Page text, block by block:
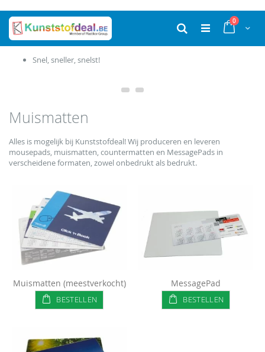
Ga
naar
inhoud
Cart
0producten
Zoek
Muismatten
Alles is mogelijk bij Kunststofdeal! Wij produceren en leveren
mousepads, muismatten, countermatten en MessagePads in
verscheidene formaten, zowel onbedrukt als bedrukt.
Muismatten (meestverkocht)
BESTELLEN
MessagePad
BESTELLEN